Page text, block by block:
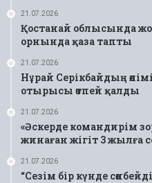
21.07.2026
Қостанай облысында
орнында қаза тапты
21.07.2026
Нұрай Серікбайдың
отырысы өтпей қалды
21.07.2026
«Әскерде командирім
жинаған жігіт 3 жылға
21.07.2026
“Сезім бір күнде